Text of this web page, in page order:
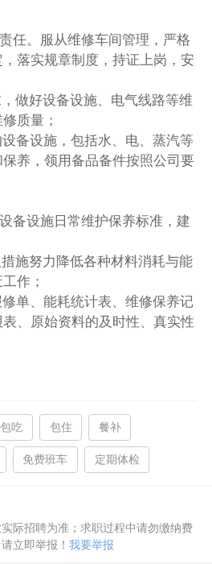
任。服从维修车间管理，严格
落实规章制度，持证上岗，安
做好设备设施、电气线路等维
质量；
备设施，包括水、电、蒸汽等
养，领用备品备件按照公司要
备设施日常维护保养标准，建
施努力降低各种材料消耗与能
作；
单、能耗统计表、维修保养记
、原始资料的及时性、真实性
包吃 包住 餐补
免费班车 定期体检
际招聘为准；求职过程中请勿缴纳费
立即举报！ 我要举报